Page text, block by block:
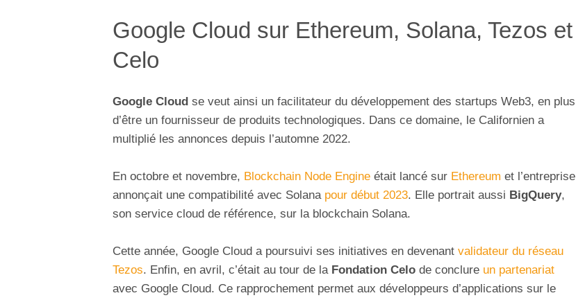
Google Cloud sur Ethereum, Solana, Tezos et
Celo
Google Cloud se veut ainsi un facilitateur du développement des startups Web3, en plus
d’être un fournisseur de produits technologiques. Dans ce domaine, le Californien a
multiplié les annonces depuis l’automne 2022.
En octobre et novembre, Blockchain Node Engine était lancé sur Ethereum et l’entreprise
annonçait une compatibilité avec Solana pour début 2023. Elle portrait aussi BigQuery,
son service cloud de référence, sur la blockchain Solana.
Cette année, Google Cloud a poursuivi ses initiatives en devenant validateur du réseau
Tezos. Enfin, en avril, c’était au tour de la Fondation Celo de conclure un partenariat
avec Google Cloud. Ce rapprochement permet aux développeurs d’applications sur le